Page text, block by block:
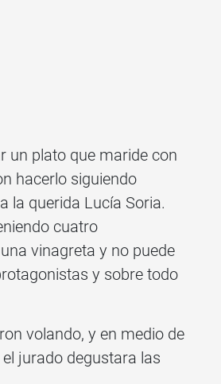
un plato que maride con
hacerlo siguiendo
la querida Lucía Soria.
cuatro
vinagreta y no puede
y sobre todo
volando, y en medio de
jurado degustara las